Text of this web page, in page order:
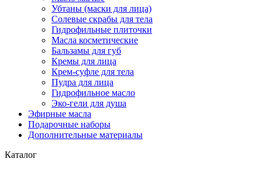
Убтаны (маски для лица)
Солевые скрабы для тела
Гидрофильные плиточки
Масла косметические
Бальзамы для губ
Кремы для лица
Крем-суфле для тела
Пудра для лица
Гидрофильное масло
Эко-гели для душа
Эфирные масла
Подарочные наборы
Дополнительные материалы
Каталог